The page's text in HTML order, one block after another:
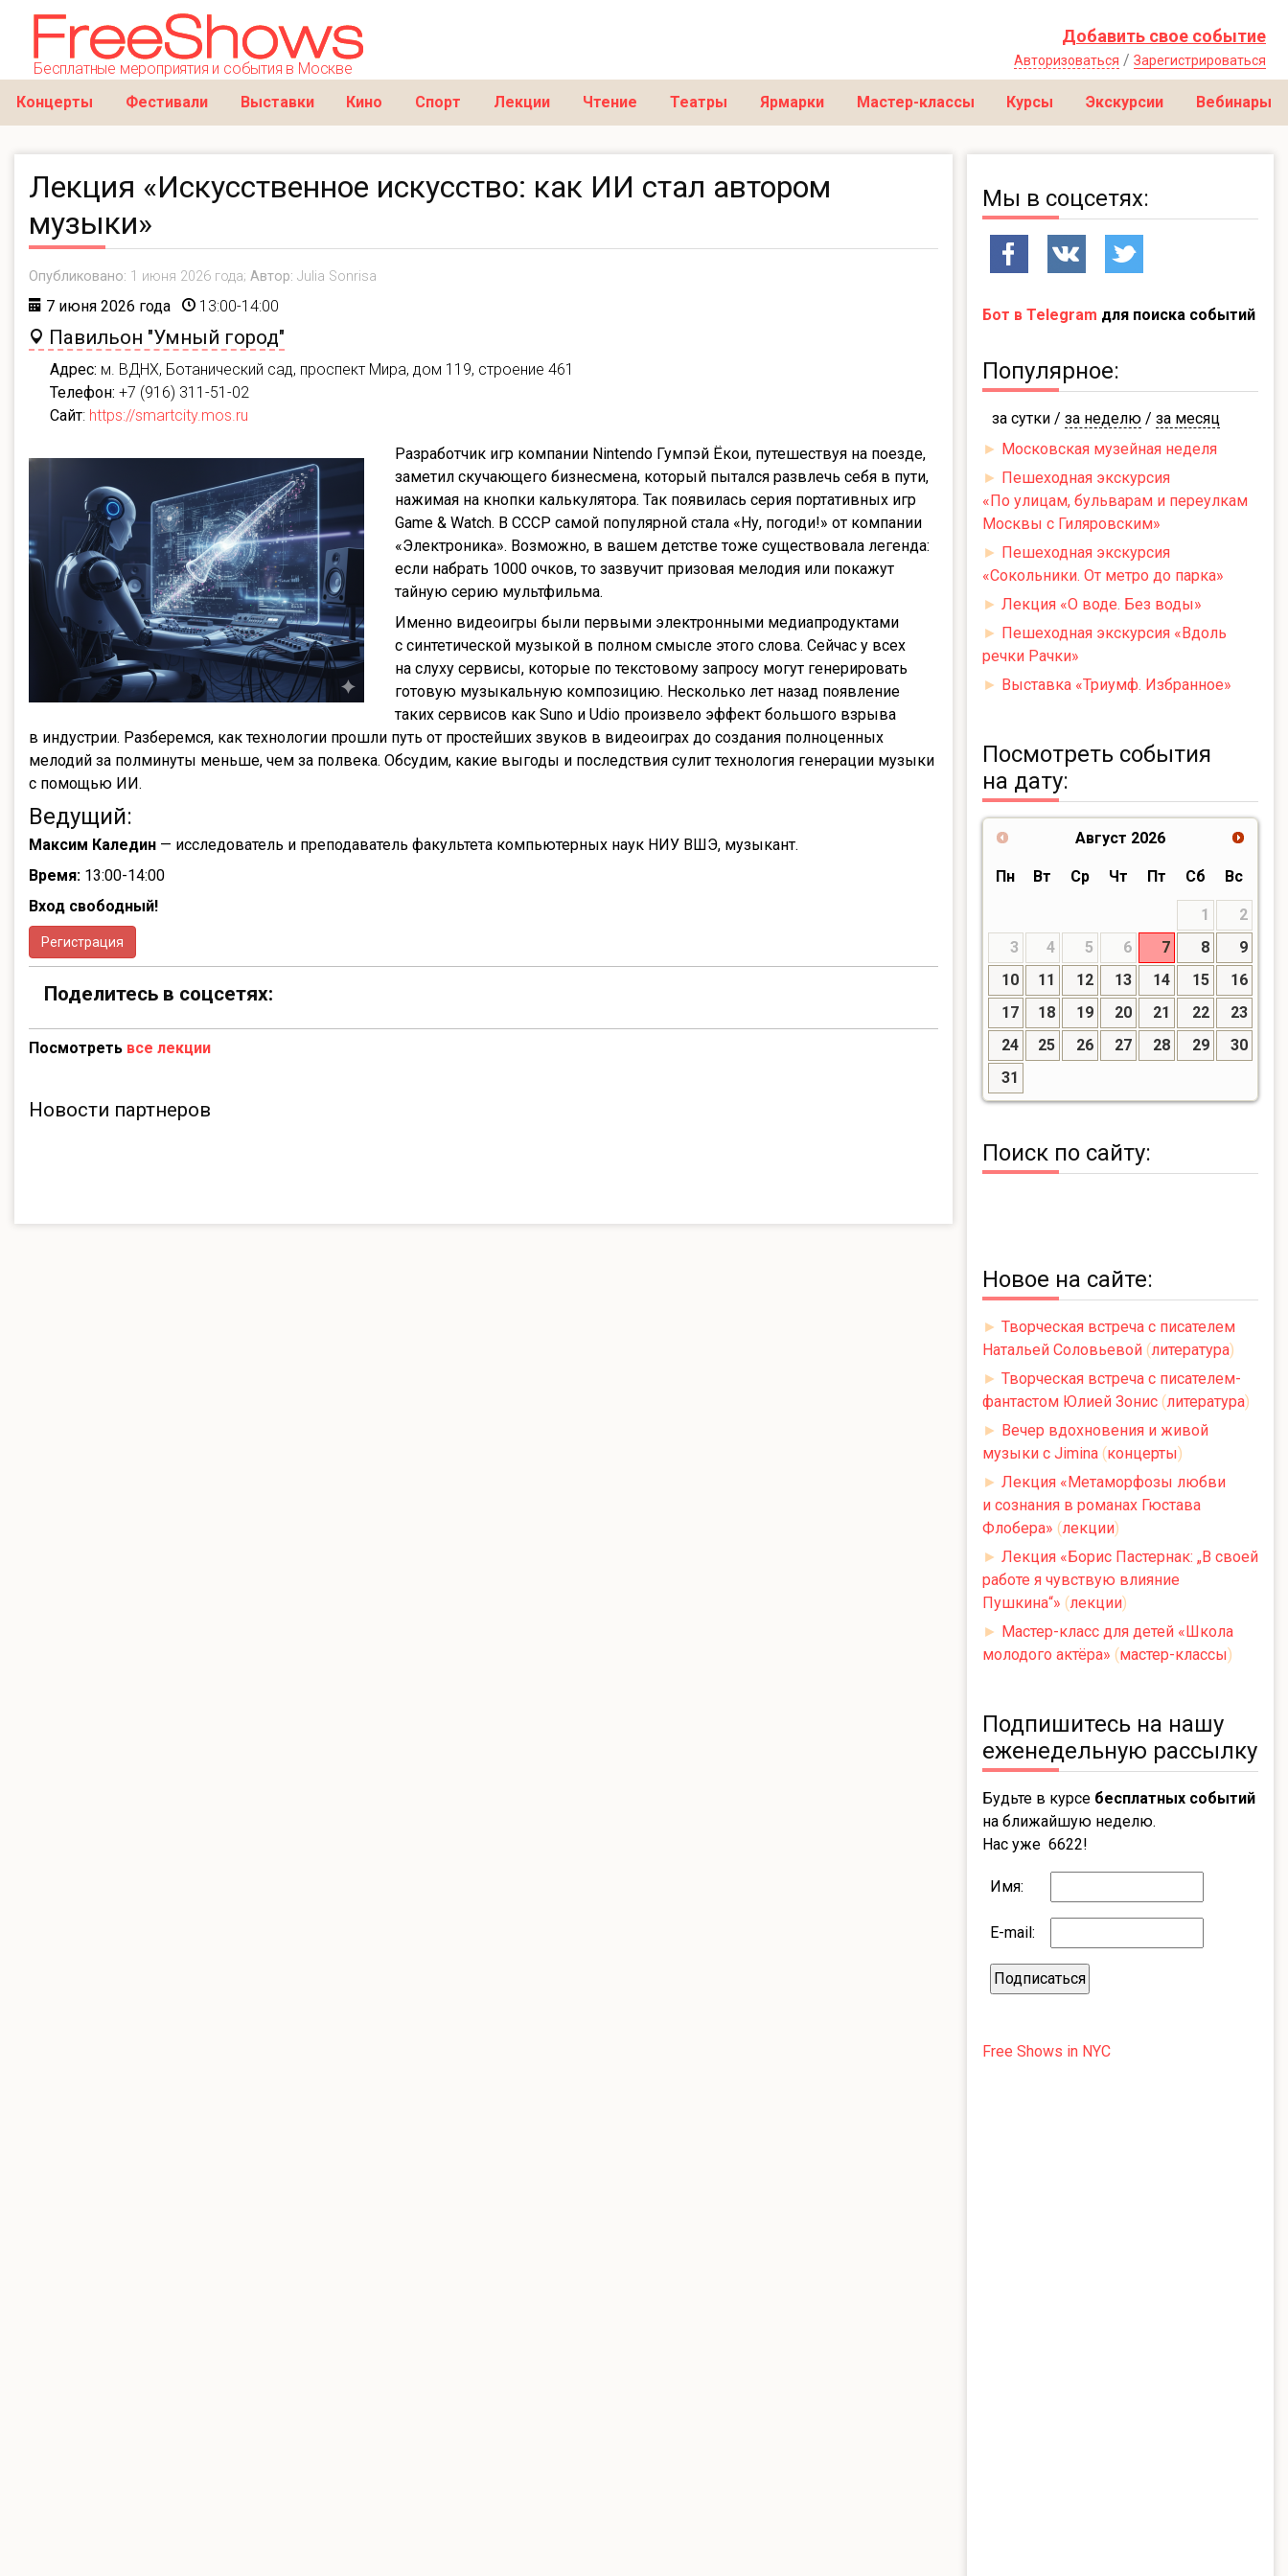
Бесплатные мероприятия и события в Москве
Добавить свое событие
Авторизоваться / Зарегистрироваться
Концерты Фестивали Выставки Кино Спорт Лекции Чтение Театры Ярмарки Мастер-классы Курсы Экскурсии Вебинары
Лекция «Искусственное искусство: как ИИ стал автором
музыки»
Опубликовано: 1 июня 2026 года; Автор: Julia Sonrisa
7 июня 2026 года 13:00-14:00
Павильон "Умный город"
Адрес: м. ВДНХ, Ботанический сад, проспект Мира, дом 119, строение 461
Телефон: +7 (916) 311-51-02
Сайт: https://smartcity.mos.ru
Разработчик игр компании Nintendo Гумпэй Ёкои, путешествуя на поезде,
заметил скучающего бизнесмена, который пытался развлечь себя в пути,
нажимая на кнопки калькулятора. Так появилась серия портативных игр
Game & Watch. В СССР самой популярной стала «Ну, погоди!» от компании
«Электроника». Возможно, в вашем детстве тоже существовала легенда:
если набрать 1000 очков, то зазвучит призовая мелодия или покажут
тайную серию мультфильма.
Именно видеоигры были первыми электронными медиапродуктами
с синтетической музыкой в полном смысле этого слова. Сейчас у всех
на слуху сервисы, которые по текстовому запросу могут генерировать
готовую музыкальную композицию. Несколько лет назад появление
таких сервисов как Suno и Udio произвело эффект большого взрыва
в индустрии. Разберемся, как технологии прошли путь от простейших звуков в видеоиграх до создания полноценных
мелодий за полминуты меньше, чем за полвека. Обсудим, какие выгоды и последствия сулит технология генерации музыки
с помощью ИИ.
Ведущий:
Максим Каледин — исследователь и преподаватель факультета компьютерных наук НИУ ВШЭ, музыкант.
Время: 13:00-14:00
Вход свободный!
Регистрация
Поделитесь в соцсетях:
Посмотреть все лекции
Новости партнеров
Мы в соцсетях:
Бот в Telegram для поиска событий
Популярное:
за сутки / за неделю / за месяц
► Московская музейная неделя
► Пешеходная экскурсия
«По улицам, бульварам и переулкам
Москвы с Гиляровским»
► Пешеходная экскурсия
«Сокольники. От метро до парка»
► Лекция «О воде. Без воды»
► Пешеходная экскурсия «Вдоль
речки Рачки»
► Выставка «Триумф. Избранное»
Посмотреть события
на дату:
Август 2026
Пн Вт Ср Чт Пт Сб Вс
1
2
3
4 5 6 7 8
9
10
11 12 13 14 15
16
17
18 19 20 21 22
23
24
25 26 27 28 29
30
31
Поиск по сайту:
Новое на сайте:
► Творческая встреча с писателем
Натальей Соловьевой (литература)
► Творческая встреча с писателем-
фантастом Юлией Зонис (литература)
► Вечер вдохновения и живой
музыки с Jimina (концерты)
► Лекция «Метаморфозы любви
и сознания в романах Гюстава
Флобера» (лекции)
► Лекция «Борис Пастернак: „В своей
работе я чувствую влияние
Пушкина“» (лекции)
► Мастер-класс для детей «Школа
молодого актёра» (мастер-классы)
Подпишитесь на нашу
еженедельную рассылку
Будьте в курсе бесплатных событий
на ближайшую неделю.
Нас уже 6622!
Имя:
E-mail:
Free Shows in NYC